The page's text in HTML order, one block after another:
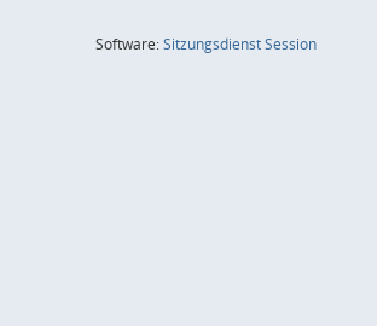
Software:SitzungsdienstSession(Wird in